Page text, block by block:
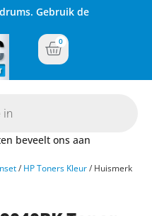
Gebruik de
0
beveelt ons aan
/ HP Toners Kleur/ Huismerk